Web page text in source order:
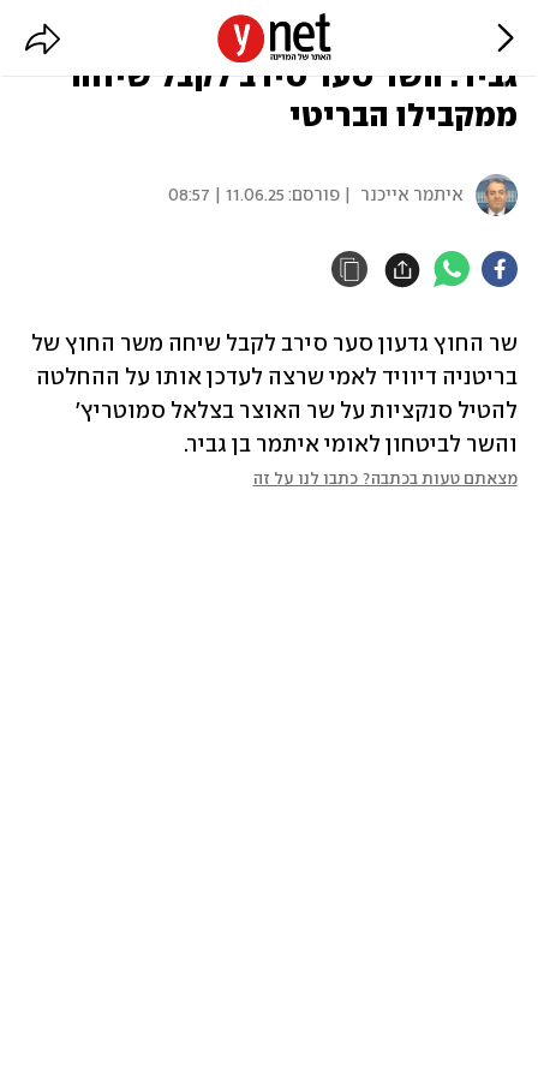
בעקבות הסנקציות על סמוטריץ' ובן
גביר: השר סער סירב לקבל שיחה
ממקבילו הבריטי
איתמר אייכנר | פורסם: 11.06.25 | 08:57
והשר לביטחון לאומי איתמר בן גביר.
מצאתם טעות בכתבה? כתבו לנו על זה